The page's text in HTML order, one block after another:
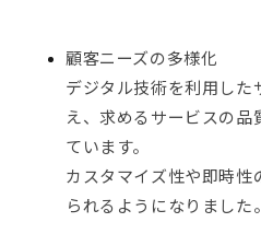
顧客ニーズの多様化
デジタル技術を利用した
え、求めるサービスの
ています。
カスタマイズ性や即時性
られるようになりました。